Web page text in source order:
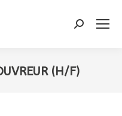
Recherche
(H/F)